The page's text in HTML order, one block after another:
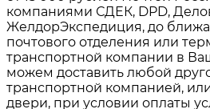
компаниями СДЕК, DPD,
ЖелдорЭкспедиция, до
почтового отделения или
транспортной компании в
можем доставить любой
транспортной компанией,
двери, при условии оплаты